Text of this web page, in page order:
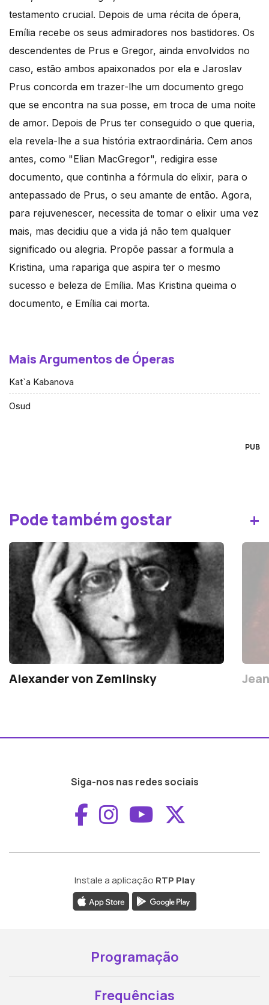
testamento crucial. Depois de uma récita de ópera,
Emília recebe os seus admiradores nos bastidores. Os
descendentes de Prus e Gregor, ainda envolvidos no
caso, estão ambos apaixonados por ela e Jaroslav
Prus concorda em trazer-lhe um documento grego
que se encontra na sua posse, em troca de uma noite
de amor. Depois de Prus ter conseguido o que queria,
ela revela-lhe a sua história extraordinária. Cem anos
antes, como "Elian MacGregor", redigira esse
documento, que continha a fórmula do elixir, para o
antepassado de Prus, o seu amante de então. Agora,
para rejuvenescer, necessita de tomar o elixir uma vez
mais, mas decidiu que a vida já não tem qualquer
significado ou alegria. Propõe passar a formula a
Kristina, uma rapariga que aspira ter o mesmo
sucesso e beleza de Emília. Mas Kristina queima o
documento, e Emília cai morta.
Mais Argumentos de Óperas
Kat`a Kabanova
Osud
PUB
Pode também gostar +
Alexander von Zemlinsky
Siga-nos nas redes sociais
Aceder ao
Aceder ao
Aceder ao
Instale a aplicação RTP Play
Programação
Frequências